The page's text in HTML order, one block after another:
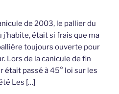
de 2003, le pallier du
était si frais que ma
toujours ouverte pour
Lors de la canicule de fin
était passé à 45° loi sur les
Les […]